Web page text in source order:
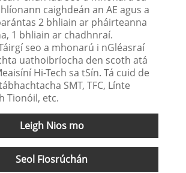
caighdeán an AE agus a
2 bhliain ar pháirteanna
1 bhliain ar chadhnraí.
seo a mhonarú i nGléasraí
uathoibríocha den scoth atá
Hi-Tech sa tSín. Tá cuid de
SMT, TFC, Línte
Tionóil, etc.
Leigh Nios mo
Seol Fiosrúchán